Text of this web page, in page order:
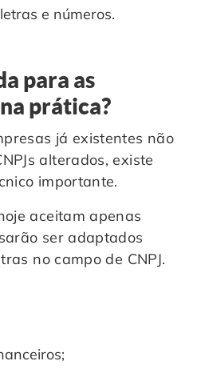
e números.
para as
prática?
já existentes não
alterados, existe
importante.
aceitam apenas
ser adaptados
no campo de CNPJ.